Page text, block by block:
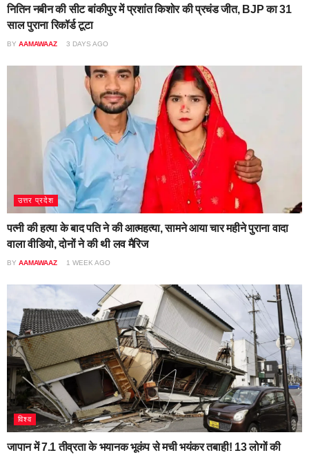
नितिन नबीन की सीट बांकीपुर में प्रशांत किशोर की प्रचंड जीत, BJP का 31
साल पुराना रिकॉर्ड टूटा
BY AAMAWAAZ 3 DAYS AGO
उत्तर प्रदेश
पत्नी की हत्या के बाद पति ने की आत्महत्या, सामने आया चार महीने पुराना वादा
वाला वीडियो, दोनों ने की थी लव मैरिज
BY AAMAWAAZ 1 WEEK AGO
विश्व
जापान में 7.1 तीव्रता के भयानक भूकंप से मची भयंकर तबाही! 13 लोगों की